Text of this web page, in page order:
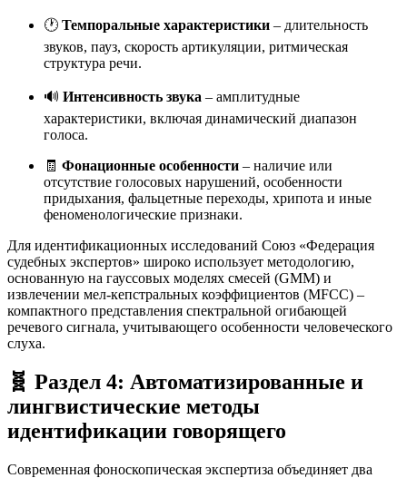
🕐 Темпоральные характеристики – длительность
звуков, пауз, скорость артикуляции, ритмическая
структура речи.
🔊 Интенсивность звука – амплитудные
характеристики, включая динамический диапазон
голоса.
🧾 Фонационные особенности – наличие или
отсутствие голосовых нарушений, особенности
придыхания, фальцетные переходы, хрипота и иные
феноменологические признаки.
Для идентификационных исследований Союз «Федерация
судебных экспертов» широко использует методологию,
основанную на гауссовых моделях смесей (GMM) и
извлечении мел-кепстральных коэффициентов (MFCC) –
компактного представления спектральной огибающей
речевого сигнала, учитывающего особенности человеческого
слуха.
🧬 Раздел 4: Автоматизированные и
лингвистические методы
идентификации говорящего
Современная фоноскопическая экспертиза объединяет два